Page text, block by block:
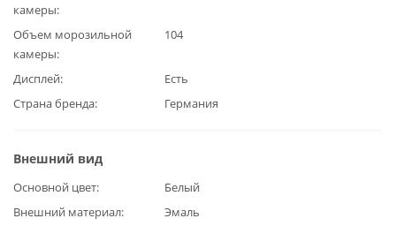
камеры
Объем морозильной
камеры
104
Дисплей
Есть
Страна бренда
Германия
Внешний вид
Основной цвет
Белый
Внешний материал
Эмаль